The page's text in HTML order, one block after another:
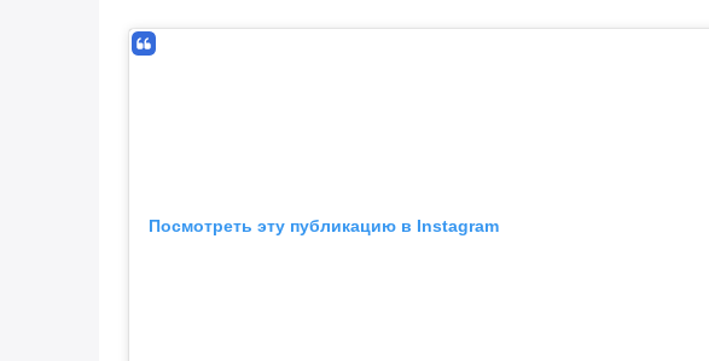
Посмотреть эту публикацию в Instagram